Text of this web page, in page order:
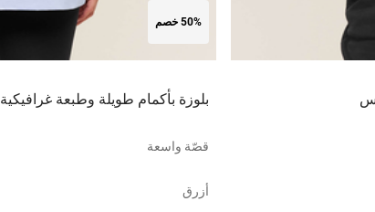
50% خصم
بلوزة بأكمام طويلة وطبعة غرافيكية
قصّة واسعة
أزرق